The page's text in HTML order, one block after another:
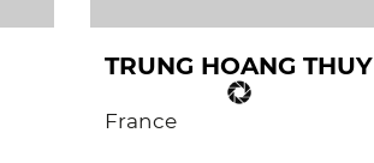
TRUNG HOANG THUY
France